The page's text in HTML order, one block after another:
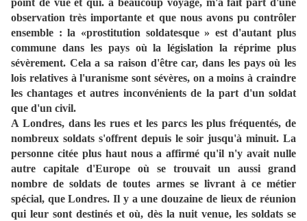
point de vue et qui. a beaucoup voyagé, m'a fait part d'une
observation très importante et que nous avons pu contrôler
ensemble : la «prostitution soldatesque » est d'autant plus
commune dans les pays où la législation la réprime plus
sévèrement. Cela a sa raison d'être car, dans les pays où les
lois relatives à l'uranisme sont sévères, on a moins à craindre
les chantages et autres inconvénients de la part d'un soldat
que d'un civil.
A Londres, dans les rues et les parcs les plus fréquentés, de
nombreux soldats s'offrent depuis le soir jusqu'à minuit. La
personne citée plus haut nous a affirmé qu'il n'y avait nulle
autre capitale d'Europe où se trouvait un aussi grand
nombre de soldats de toutes armes se livrant à ce métier
spécial, que Londres. Il y a une douzaine de lieux de réunion
qui leur sont destinés et où, dès la nuit venue, les soldats se